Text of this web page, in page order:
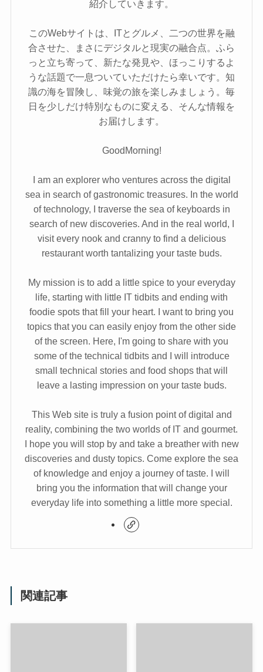
紹介していきます。
このWebサイトは、ITとグルメ、二つの世界を融
合させた、まさにデジタルと現実の融合点。ふら
っと立ち寄って、新たな発見や、ほっこりするよ
うな話題で一息ついていただけたら幸いです。知
識の海を冒険し、味覚の旅を楽しみましょう。毎
日を少しだけ特別なものに変える、そんな情報を
お届けします。
GoodMorning!
I am an explorer who ventures across the digital
sea in search of gastronomic treasures. In the world
of technology, I traverse the sea of keyboards in
search of new discoveries. And in the real world, I
visit every nook and cranny to find a delicious
restaurant worth tantalizing your taste buds.
My mission is to add a little spice to your everyday
life, starting with little IT tidbits and ending with
foodie spots that fill your heart. I want to bring you
topics that you can easily enjoy from the other side
of the screen. Here, I'm going to share with you
some of the technical tidbits and I will introduce
small technical stories and food shops that will
leave a lasting impression on your taste buds.
This Web site is truly a fusion point of digital and
reality, combining the two worlds of IT and gourmet.
I hope you will stop by and take a breather with new
discoveries and dusty topics. Come explore the sea
of knowledge and enjoy a journey of taste. I will
bring you the information that will change your
everyday life into something a little more special.
関連記事